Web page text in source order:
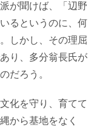
が聞けば、「辺野
るというのに、何
しかし、 その理屈
り、多分翁長氏が
だろう。
化を守り、育てて
から基地をなく